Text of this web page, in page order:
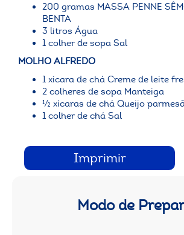
200 gramas MASSA PENNE
BENTA
3 litros Água
1 colher de sopa Sal
MOLHO ALFREDO
1 xicara de chá Creme de leite
2 colheres de sopa Manteiga
½ xícaras de chá Queijo
1 colher de chá Sal
Imprimir
Modo de